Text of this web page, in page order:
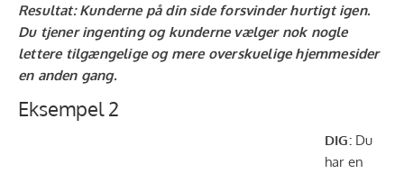
Resultat: Kunderne på din side forsvinder hurtigt igen.
Du tjener ingenting og kunderne vælger nok nogle
lettere tilgængelige og mere overskuelige hjemmesider
en anden gang.
Eksempel 2
DIG:Du
har en